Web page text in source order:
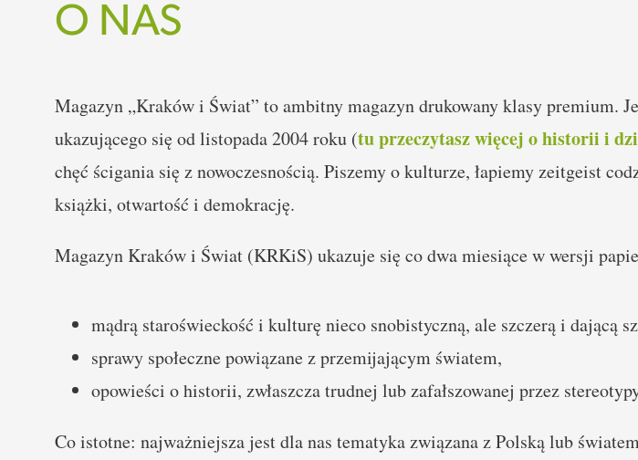
O NAS
Magazyn „Kraków i Świat” to ambitny magazyn drukowany klasy premium.
ukazującego się od listopada 2004 roku (tu przeczytasz więcej o historii i
chęć ścigania się z nowoczesnością. Piszemy o kulturze, łapiemy zeitgeist
książki, otwartość i demokrację.
Magazyn Kraków i Świat (KRKiS) ukazuje się co dwa miesiące w wersji
mądrą staroświeckość i kulturę nieco snobistyczną, ale szczerą i dającą
sprawy społeczne powiązane z przemijającym światem,
opowieści o historii, zwłaszcza trudnej lub zafałszowanej przez
Co istotne: najważniejsza jest dla nas tematyka związana z Polską lub